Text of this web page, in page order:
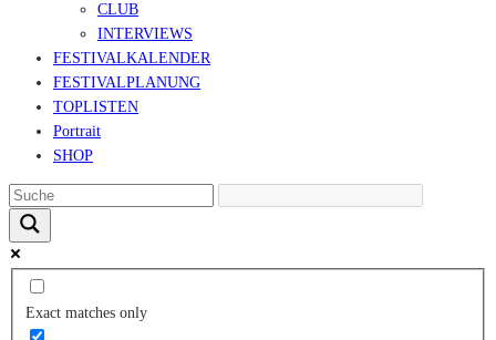
CLUB
INTERVIEWS
FESTIVALKALENDER
FESTIVALPLANUNG
TOPLISTEN
Portrait
SHOP
Exact matches only